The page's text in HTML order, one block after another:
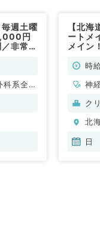
毎週土曜
円
非常
科系全
【北
ートメ
メイン
時
神
ル
脳
管
ク
北
日